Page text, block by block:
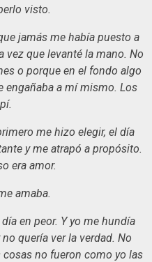
visto.
jamás me había puesto a
vez que levanté la mano. No
o porque en el fondo algo
engañaba a mí mismo. Los
me hizo elegir, el día
y me atrapó a propósito.
era amor.
amaba.
en peor. Y yo me hundía
quería ver la verdad. No
no fueron como yo las